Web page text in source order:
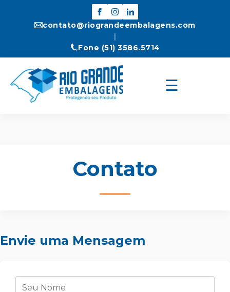
contato@riograndeembalagens.com
|
Fone (51) 3586.5714
☰
Contato
Contato
Envie uma Mensagem